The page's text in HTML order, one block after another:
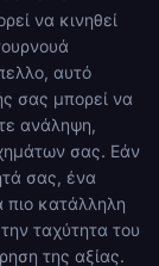
να κινηθεί
αυτό
σας μπορεί να
ανάληψη,
σας. Εάν
σας, ένα
πιο κατάλληλη
ταχύτητα του
της αξίας.